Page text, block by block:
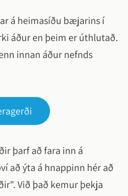
á heimasíðu bæjarins í
áður en þeim er úthlutað.
innan áður nefnds
þarf að fara inn á
að ýta á hnappinn hér að
Við það kemur þekja